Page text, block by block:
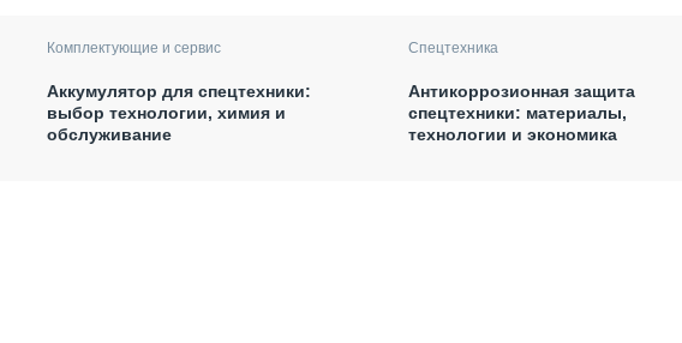
Комплектующие и сервис
Аккумулятор для спецтехники:
выбор технологии, химия и
обслуживание
Спецтехника
Антикоррозионная защита
спецтехники: материалы,
технологии и экономика